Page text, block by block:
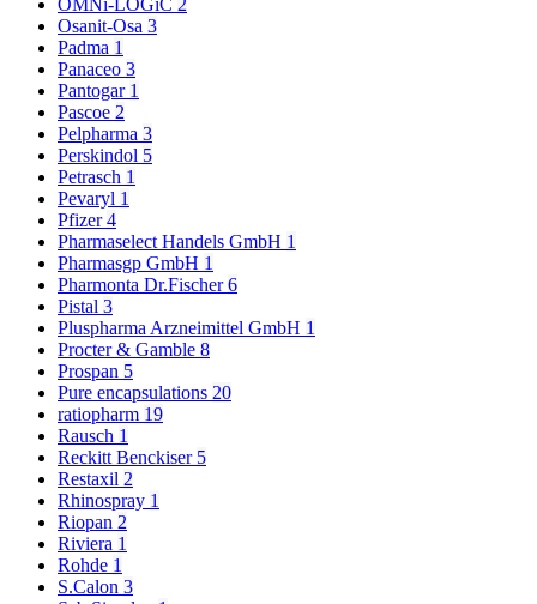
OMNi-LOGiC 2
Osanit-Osa 3
Padma 1
Panaceo 3
Pantogar 1
Pascoe 2
Pelpharma 3
Perskindol 5
Petrasch 1
Pevaryl 1
Pfizer4
Pharmaselect Handels GmbH 1
Pharmasgp GmbH 1
Pharmonta Dr.Fischer6
Pistal 3
Pluspharma Arzneimittel GmbH 1
Procter & Gamble 8
Prospan 5
Pure encapsulations 20
ratiopharm 19
Rausch 1
Reckitt Benckiser 5
Restaxil 2
Rhinospray 1
Riopan 2
Riviera 1
Rohde 1
S.Calon 3